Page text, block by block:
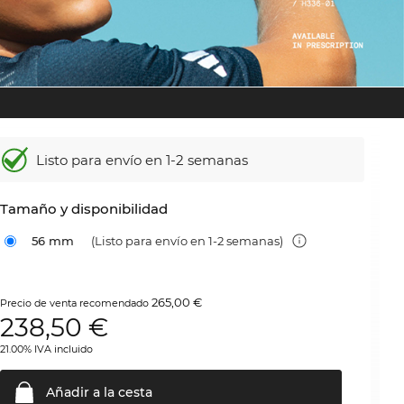
Listo para envío en 1-2 semanas
Tamaño y disponibilidad
56 mm (Listo para envío en 1-2 semanas)
Precio de venta recomendado265,00 €
238,50 €
21.00% IVA incluido
Añadir a la cesta